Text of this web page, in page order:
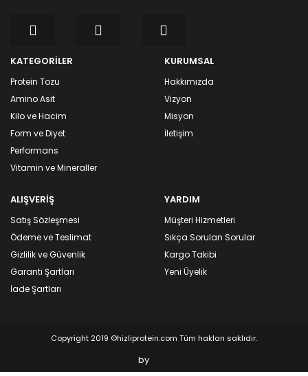
KATEGORİLER
Protein Tozu
Amino Asit
Kilo ve Hacim
Form ve Diyet
Performans
Vitamin ve Mineraller
KURUMSAL
Hakkımızda
Vizyon
Misyon
İletişim
ALIŞVERİŞ
Satış Sözleşmesi
Ödeme ve Teslimat
Gizlilik ve Güvenlik
Garanti Şartları
İade Şartları
YARDIM
Müşteri Hizmetleri
Sıkça Sorulan Sorular
Kargo Takibi
Yeni Üyelik
Copyright 2019 ©hizliprotein.com Tüm hakları saklıdır.
by